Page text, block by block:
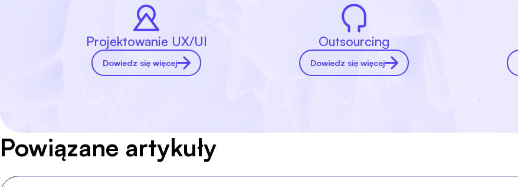
Projektowanie UX/UI
Dowiedz się więcej
Outsourcing
Dowiedz się więcej
Powiązane artykuły